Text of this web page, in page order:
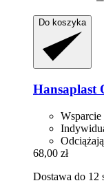
Do koszyka
Hansaplast
Wsparcie
68,00 zł
Dostawa do 12